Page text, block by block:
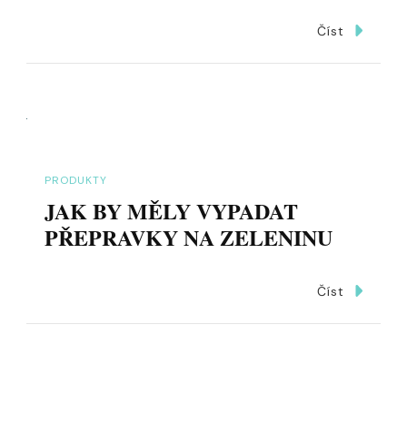
Číst
PRODUKTY
JAK BY MĚLY VYPADAT
PŘEPRAVKY NA ZELENINU
Číst